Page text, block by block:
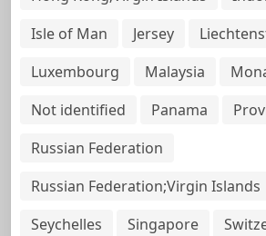
Isle of Man
Jersey
Luxembourg
Malaysia
Not identified
Panama
Russian Federation
Russian Federation;Virgin Islands
Seychelles
Singapore